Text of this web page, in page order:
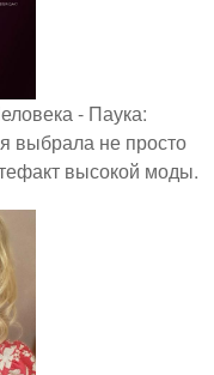
- Паука:
выбрала не просто
высокой моды.